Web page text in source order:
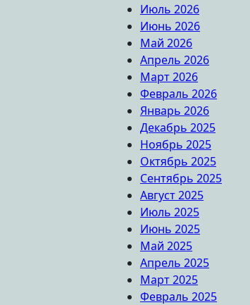
Июль 2026
Июнь 2026
Май 2026
Апрель 2026
Март 2026
Февраль 2026
Январь 2026
Декабрь 2025
Ноябрь 2025
Октябрь 2025
Сентябрь 2025
Август 2025
Июль 2025
Июнь 2025
Май 2025
Апрель 2025
Март 2025
Февраль 2025